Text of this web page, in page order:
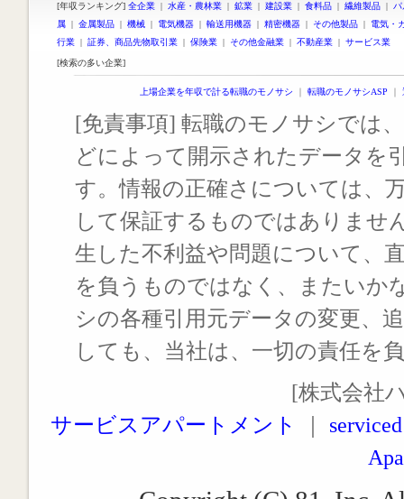
[年収ランキング] 全企業 | 水産・農林業 | 鉱業 | 建設業 | 食料品 | 繊維製品 |
属 | 金属製品 | 機械 | 電気機器 | 輸送用機器 | 精密機器 | その他製品 | 電気・
行業 | 証券、商品先物取引業 | 保険業 | その他金融業 | 不動産業 | サービス業
[検索の多い企業]
上場企業を年収で計る転職のモノサシ ｜ 転職のモノサシASP ｜
[免責事項] 転職のモノサシでは
どによって開示されたデータを
す。情報の正確さについては、
して保証するものではありませ
生した不利益や問題について、
を負うものではなく、またいか
シの各種引用元データの変更、
しても、当社は、一切の責任を
[株式会社
サービスアパートメント